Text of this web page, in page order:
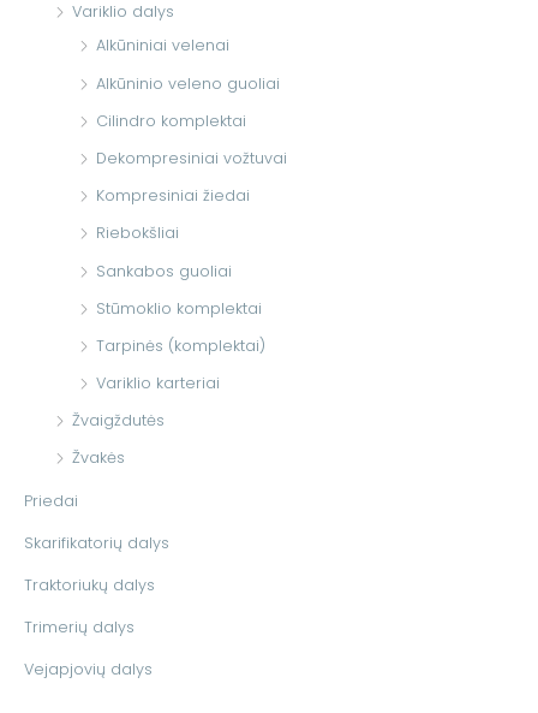
Variklio dalys
Alkūniniai velenai
Alkūninio veleno guoliai
Cilindro komplektai
Dekompresiniai vožtuvai
Kompresiniai žiedai
Riebokšliai
Sankabos guoliai
Stūmoklio komplektai
Tarpinės (komplektai)
Variklio karteriai
Žvaigždutės
Žvakės
Priedai
Skarifikatorių dalys
Traktoriukų dalys
Trimerių dalys
Vejapjovių dalys